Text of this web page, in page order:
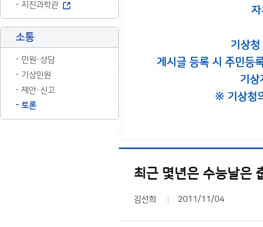
지진과학관
소통
민원·상담
기상민원
제안·신고
토론
기상
게시글 등록 시 주민등
기
※ 기상청
최근 몇년은 수능날은
김선희 2011/11/04